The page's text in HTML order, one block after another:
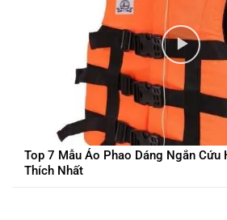
Top 7 Mẫu Áo Phao Dáng Ngắn Cứu
Thích Nhất